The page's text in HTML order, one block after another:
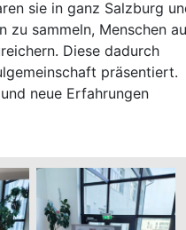
sie in ganz Salzburg
zu sammeln, Menschen
Diese dadurch
präsentiert.
neue Erfahrungen